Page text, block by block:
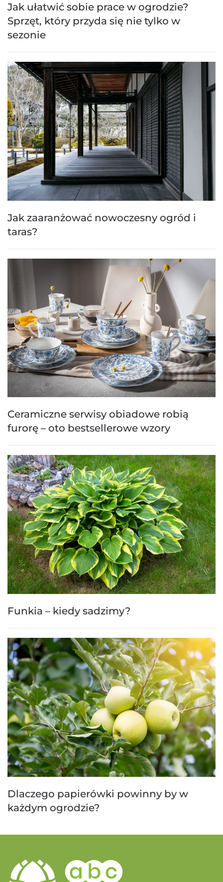
Jak ułatwić sobie prace w ogrodzie?
Sprzęt, który przyda się nie tylko w
sezonie
Jak zaaranżować nowoczesny ogród i
taras?
Ceramiczne serwisy obiadowe robią
furorę – oto bestsellerowe wzory
Funkia – kiedy sadzimy?
Dlaczego papierówki powinny by w
każdym ogrodzie?